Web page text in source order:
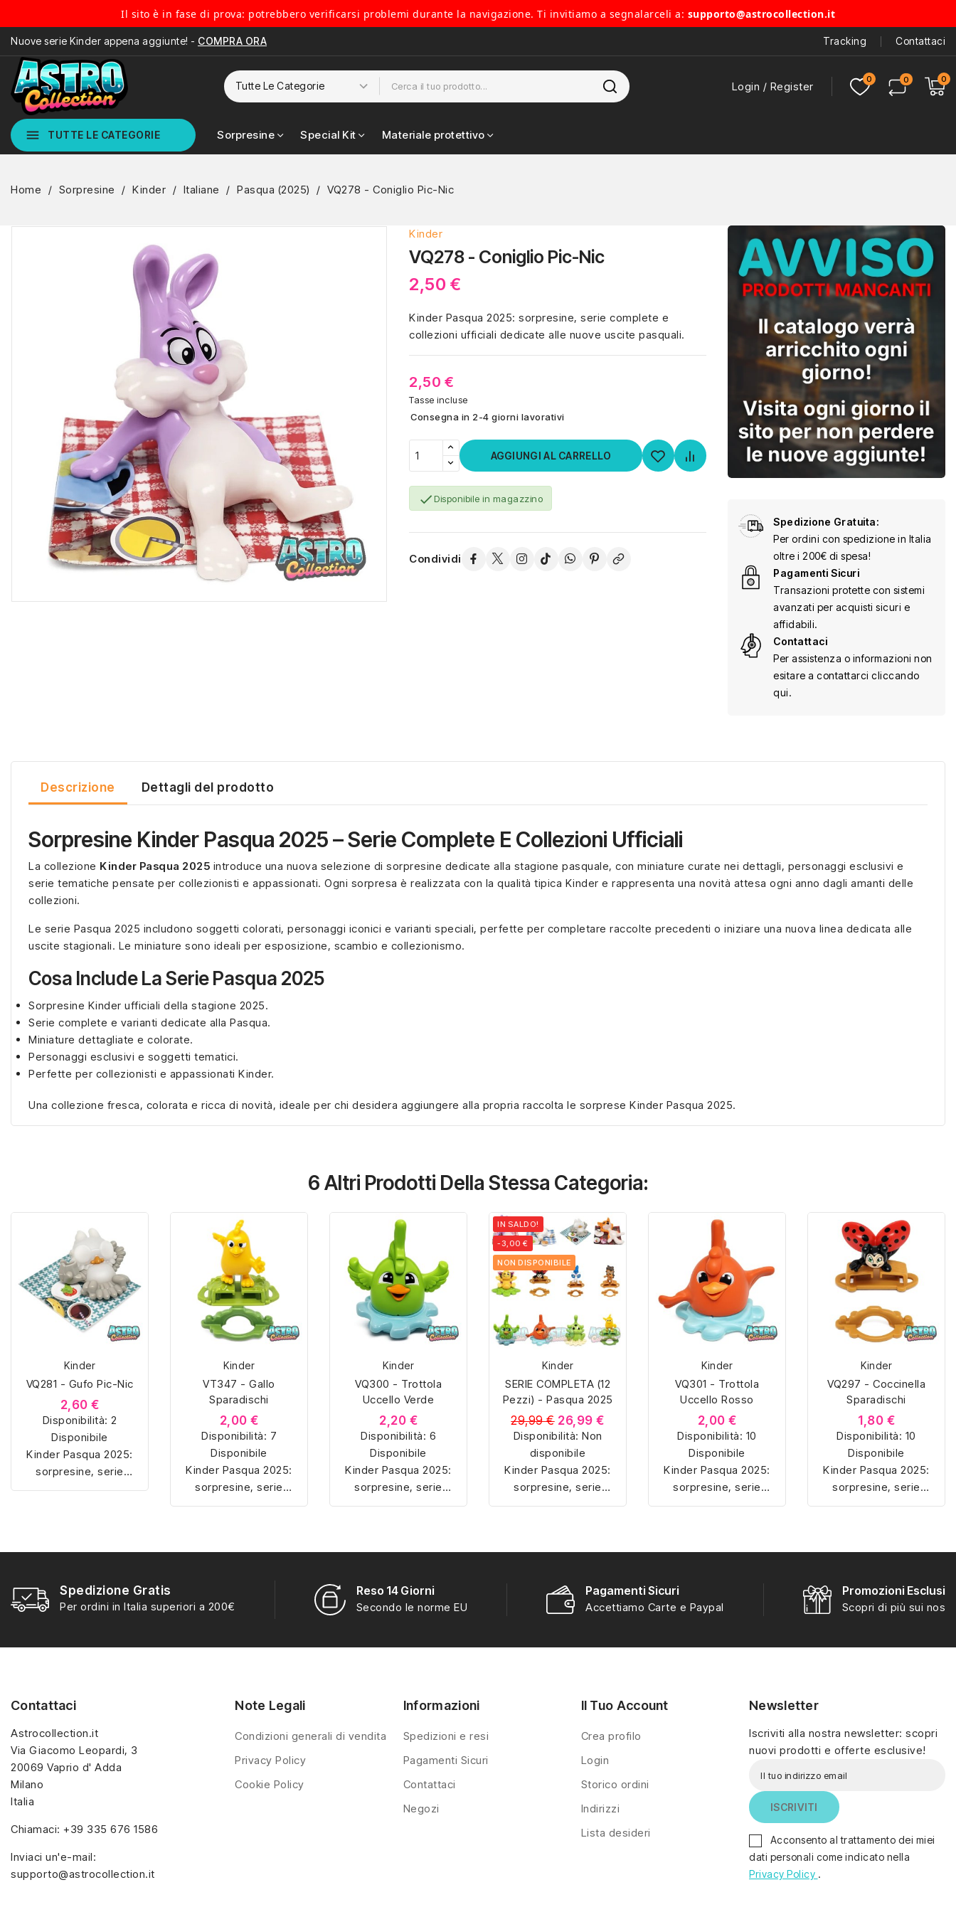
Il sito è in fase di prova: potrebbero verificarsi problemi durante la navigazione. Ti invitiamo a segnalarceli a: supporto@astrocollection.it
Nuove serie Kinder appena aggiunte! - COMPRA ORA Tracking Contattaci
Login / Register
menu TUTTE LE CATEGORIE Sorpresine Special Kit Materiale protettivo
Home Sorpresine Kinder Italiane Pasqua (2025) VQ278 - Coniglio Pic-Nic
Kinder
VQ278 - Coniglio Pic-Nic
2,50 €
Kinder Pasqua 2025: sorpresine, serie complete e
collezioni ufficiali dedicate alle nuove uscite pasquali.
2,50 €
Tasse incluse
Consegna in 2-4 giorni lavorativi
AGGIUNGI AL CARRELLO
Disponibile in magazzino
Condividi
Spedizione Gratuita:
Per ordini con spedizione in Italia
oltre i 200€ di spesa!
Pagamenti Sicuri
Transazioni protette con sistemi
avanzati per acquisti sicuri e
affidabili.
Contattaci
Per assistenza o informazioni non
esitare a contattarci cliccando
qui.
Descrizione Dettagli del prodotto
Sorpresine Kinder Pasqua 2025 – Serie Complete E Collezioni Ufficiali
La collezione Kinder Pasqua 2025 introduce una nuova selezione di sorpresine dedicate alla stagione pasquale, con miniature curate nei dettagli, personaggi esclusivi e
serie tematiche pensate per collezionisti e appassionati. Ogni sorpresa è realizzata con la qualità tipica Kinder e rappresenta una novità attesa ogni anno dagli amanti delle
collezioni.
Le serie Pasqua 2025 includono soggetti colorati, personaggi iconici e varianti speciali, perfette per completare raccolte precedenti o iniziare una nuova linea dedicata alle
uscite stagionali. Le miniature sono ideali per esposizione, scambio e collezionismo.
Cosa Include La Serie Pasqua 2025
Sorpresine Kinder ufficiali della stagione 2025.
Serie complete e varianti dedicate alla Pasqua.
Miniature dettagliate e colorate.
Personaggi esclusivi e soggetti tematici.
Perfette per collezionisti e appassionati Kinder.
Una collezione fresca, colorata e ricca di novità, ideale per chi desidera aggiungere alla propria raccolta le sorprese Kinder Pasqua 2025.
6 Altri Prodotti Della Stessa Categoria:
Kinder
VQ281 - Gufo Pic-Nic
2,60 €
Disponibilità: 2
Disponibile
Kinder Pasqua 2025:
sorpresine, serie
complete e collezioni
Kinder
VT347 - Gallo
Sparadischi
2,00 €
Disponibilità: 7
Disponibile
Kinder Pasqua 2025:
sorpresine, serie
complete e collezioni
Kinder
VQ300 - Trottola
Uccello Verde
2,20 €
Disponibilità: 6
Disponibile
Kinder Pasqua 2025:
sorpresine, serie
complete e collezioni
IN SALDO!
-3,00 €
NON DISPONIBILE
Kinder
SERIE COMPLETA (12
Pezzi) - Pasqua 2025
29,99 € 26,99 €
Disponibilità: Non
disponibile
Kinder Pasqua 2025:
sorpresine, serie
complete e collezioni
Kinder
VQ301 - Trottola
Uccello Rosso
2,00 €
Disponibilità: 10
Disponibile
Kinder Pasqua 2025:
sorpresine, serie
complete e collezioni
Kinder
VQ297 - Coccinella
Sparadischi
1,80 €
Disponibilità: 10
Disponibile
Kinder Pasqua 2025:
sorpresine, serie
complete e collezioni
Spedizione Gratis
Per ordini in Italia superiori a 200€
Reso 14 Giorni
Secondo le norme EU
Pagamenti Sicuri
Accettiamo Carte e Paypal
Promozioni
Scopri di più sui
Contattaci
Astrocollection.it
Via Giacomo Leopardi, 3
20069 Vaprio d' Adda
Milano
Italia
Chiamaci: +39 335 676 1586
Inviaci un'e-mail:
supporto@astrocollection.it
Note Legali
Condizioni generali di vendita
Privacy Policy
Cookie Policy
Informazioni
Spedizioni e resi
Pagamenti Sicuri
Contattaci
Negozi
Il Tuo Account
Crea profilo
Login
Storico ordini
Indirizzi
Lista desideri
Newsletter
Iscriviti alla nostra newsletter: scopri
nuovi prodotti e offerte esclusive!
Acconsento al trattamento dei miei
dati personali come indicato nella
Privacy Policy .